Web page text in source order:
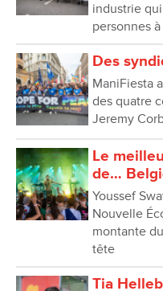
industrie
personnes
Des
ManiFiesta
des quatre
Jeremy
Le
de…
Youssef
Nouvelle
montante
tête
Tia